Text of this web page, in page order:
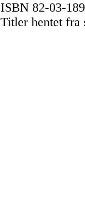
ISBN 82-03-
Titler hentet fra